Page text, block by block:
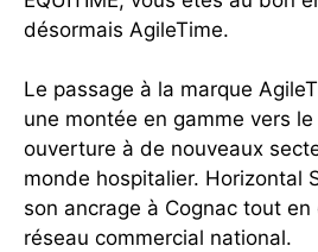
désormais AgileTime.
Le passage à la marque
une montée en gamme vers
ouverture à de nouveaux
monde hospitalier. Horizontal
son ancrage à Cognac tout
réseau commercial national.